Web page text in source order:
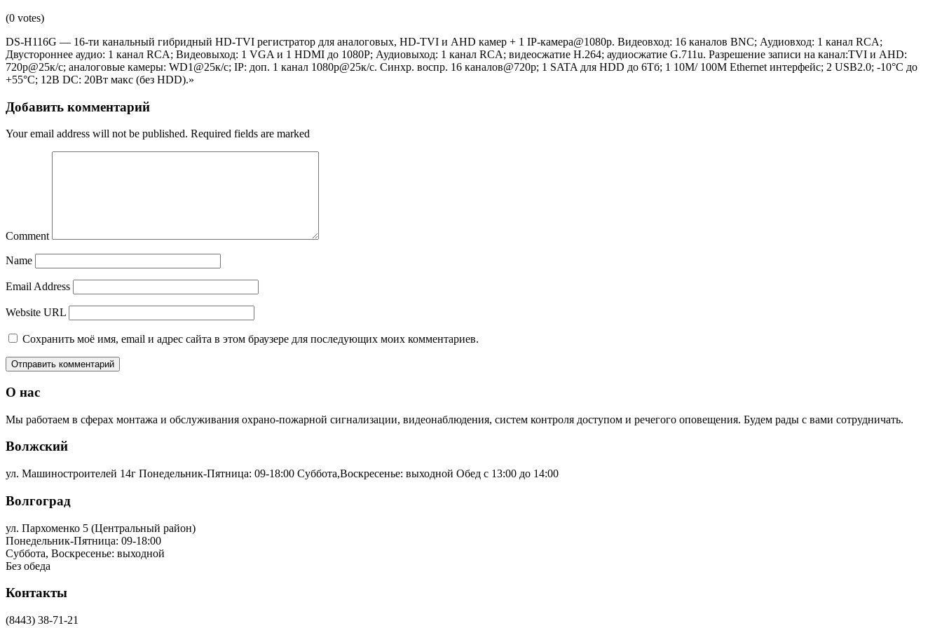
(0 votes)
DS-H116G — 16-ти канальный гибридный HD-TVI регистратор для аналоговых, HD-TVI и AHD камер + 1 IP-камера@1080p. Видеовход: 16 каналов BNC; Аудиовход: 1 канал RCA;
Двустороннее аудио: 1 канал RCA; Видеовыход: 1 VGA и 1 HDMI до 1080P; Аудиовыход: 1 канал RCA; видеосжатие H.264; аудиосжатие G.711u. Разрешение записи на канал:TVI и AHD:
720p@25к/с; аналоговые камеры: WD1@25к/с; IP: доп. 1 канал 1080p@25к/с. Синхр. воспр. 16 каналов@720p; 1 SATA для HDD до 6Тб; 1 10M/ 100M Ethernet интерфейс; 2 USB2.0; -10°C до
+55°C; 12В DC: 20Вт макс (без HDD).»
Добавить комментарий
Your email address will not be published. Required fields are marked
Comment
Name
Email Address
Website URL
Сохранить моё имя, email и адрес сайта в этом браузере для последующих моих комментариев.
О нас
Мы работаем в сферах монтажа и обслуживания охрано-пожарной сигнализации, видеонаблюдения, систем контроля доступом и речегого оповещения. Будем рады с вами сотрудничать.
Волжский
ул. Машиностроителей 14г Понедельник-Пятница: 09-18:00 Суббота,Воскресенье: выходной Обед с 13:00 до 14:00
Волгоград
ул. Пархоменко 5 (Центральный район)
Понедельник-Пятница: 09-18:00
Суббота, Воскресенье: выходной
Без обеда
Контакты
(8443) 38-71-21